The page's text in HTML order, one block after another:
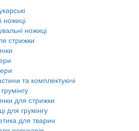
ножиці
ножиці
стрижки
та комплектуючі
для стрижки
для грумінгу
для тварин